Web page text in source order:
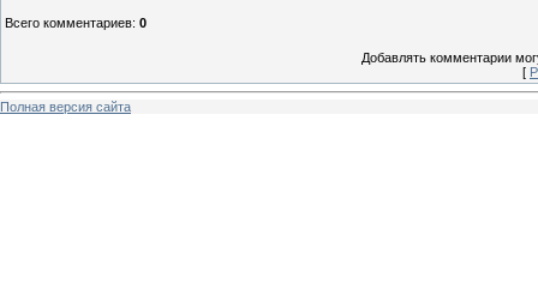
Всего комментариев: 0
Добавлять комментарии
[
Полная версия сайта